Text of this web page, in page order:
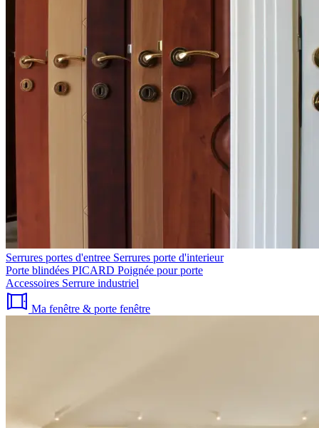
Serrures portes d'entree Serrures porte d'interieur
Porte blindées PICARD Poignée pour porte
Accessoires Serrure industriel
Ma fenêtre & porte fenêtre